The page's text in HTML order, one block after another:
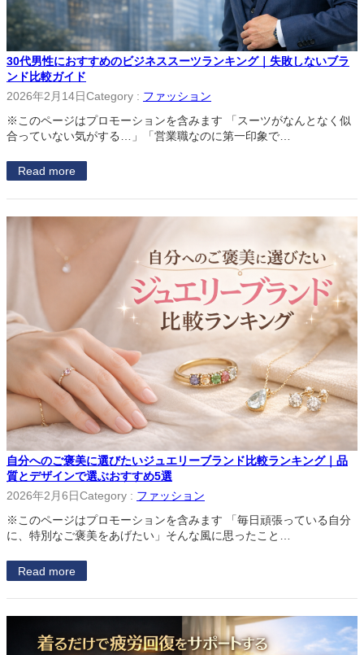
30代男性におすすめのビジネススーツランキング｜失敗しないブラ
ンド比較ガイド
2026年2月14日Category : ファッション
※このページはプロモーションを含みます 「スーツがなんとなく似
合っていない気がする…」「営業職なのに第一印象で…
Read more
自分へのご褒美に選びたいジュエリーブランド比較ランキング｜品
質とデザインで選ぶおすすめ5選
2026年2月6日Category : ファッション
※このページはプロモーションを含みます 「毎日頑張っている自分
に、特別なご褒美をあげたい」そんな風に思ったこと…
Read more